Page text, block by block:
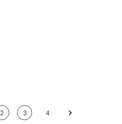
2 3 4 >